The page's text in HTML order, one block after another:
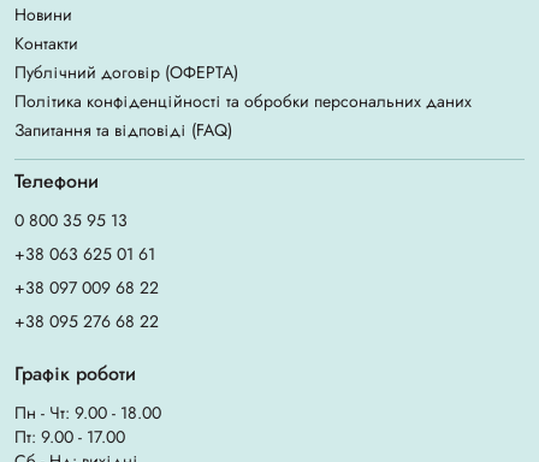
Новини
Контакти
Публічний договір (ОФЕРТА)
Політика конфіденційності та обробки персональних даних
Запитання та відповіді (FAQ)
Телефони
0 800 35 95 13
+38 063 625 01 61
+38 097 009 68 22
+38 095 276 68 22
Графік роботи
Пн - Чт: 9.00 - 18.00
Пт: 9.00 - 17.00